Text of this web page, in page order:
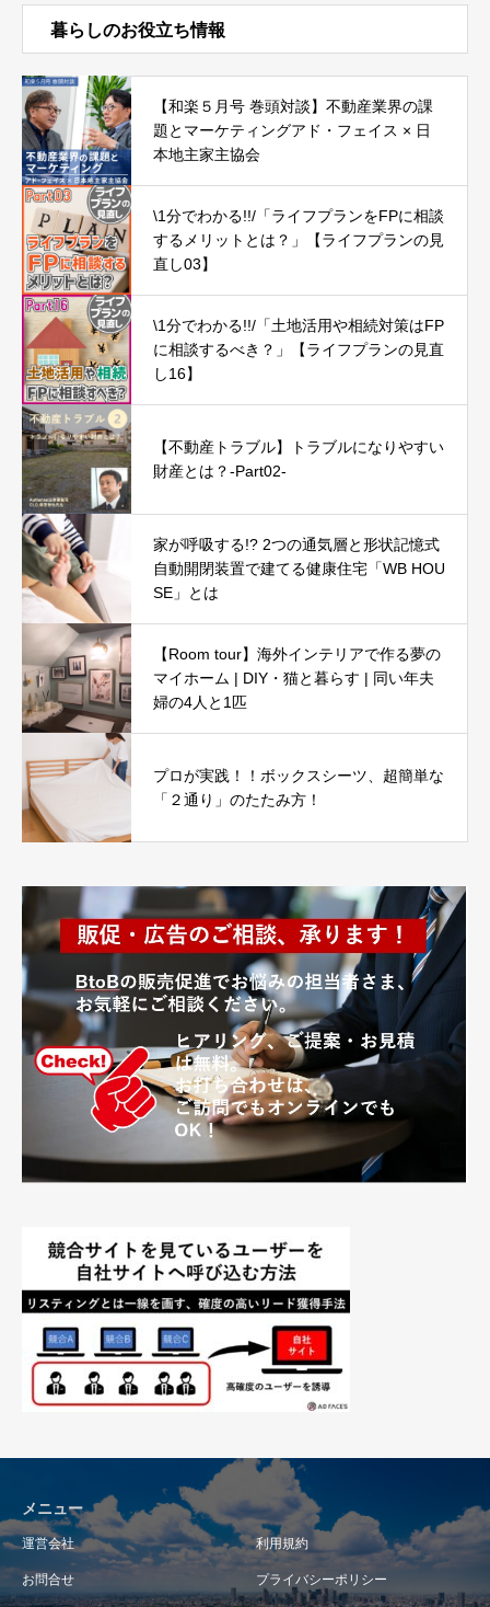
暮らしのお役立ち情報
【和楽５月号 巻頭対談】不動産業界の課
題とマーケティングアド・フェイス × 日
本地主家主協会
\1分でわかる!!/「ライフプランをFPに相談
するメリットとは？」【ライフプランの見
直し03】
\1分でわかる!!/「土地活用や相続対策はFP
に相談するべき？」【ライフプランの見直
し16】
【不動産トラブル】トラブルになりやすい
財産とは？-Part02-
家が呼吸する!? 2つの通気層と形状記憶式
自動開閉装置で建てる健康住宅「WB HOU
SE」とは
【Room tour】海外インテリアで作る夢の
マイホーム | DIY・猫と暮らす | 同い年夫
婦の4人と1匹
プロが実践！！ボックスシーツ、超簡単な
「２通り」のたたみ方！
メニュー
運営会社 利用規約
お問合せ プライバシーポリシー